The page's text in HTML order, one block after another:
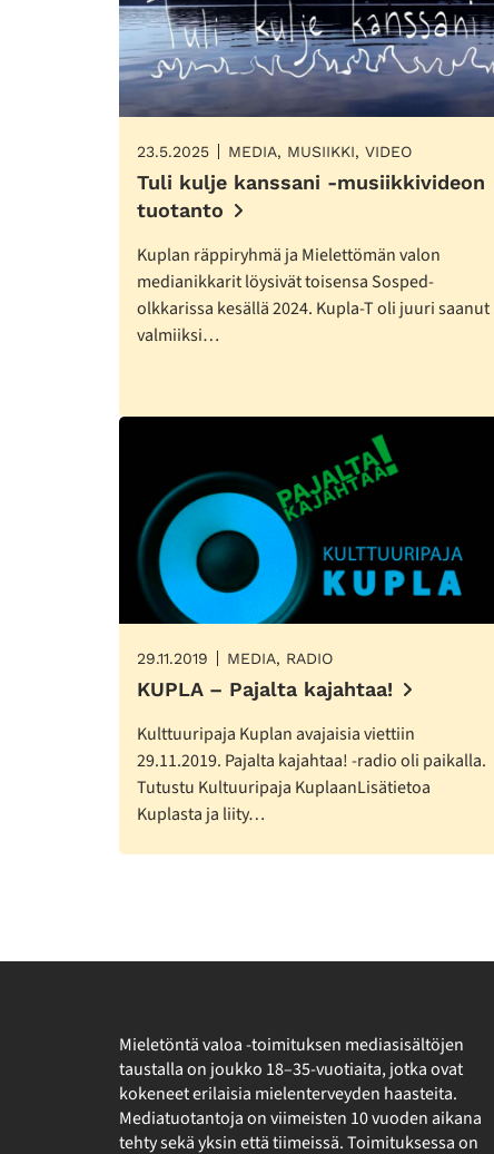
23.5.2025 MEDIA, MUSIIKKI, VIDEO
Tuli kulje kanssani -musiikkivideon
tuotanto
Kuplan räppiryhmä ja Mielettömän valon
medianikkarit löysivät toisensa Sosped-
olkkarissa kesällä 2024. Kupla-T oli juuri saanut
valmiiksi…
29.11.2019 MEDIA, RADIO
KUPLA – Pajalta kajahtaa!
Kulttuuripaja Kuplan avajaisia viettiin
29.11.2019. Pajalta kajahtaa! -radio oli paikalla.
Tutustu Kultuuripaja KuplaanLisätietoa
Kuplasta ja liity…
Mieletöntä valoa -toimituksen mediasisältöjen
taustalla on joukko 18–35-vuotiaita, jotka ovat
kokeneet erilaisia mielenterveyden haasteita.
Mediatuotantoja on viimeisten 10 vuoden aikana
tehty sekä yksin että tiimeissä. Toimituksessa on